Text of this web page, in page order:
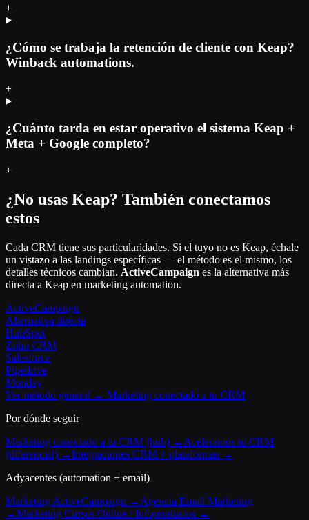
+
¿Cómo se trabaja la retención de cliente con Keap?
Winback automations.
+
¿Cuánto tarda en estar operativo el sistema Keap +
Meta + Google completo?
+
¿No usas Keap? También conectamos
estos
Cada CRM tiene sus particularidades. Si el tuyo no es Keap, échale
un vistazo a las landings específicas — el método es el mismo, los
detalles técnicos cambian. ActiveCampaign es la alternativa más
directa a Keap en marketing automation.
ActiveCampaign
Alternativa directa
HubSpot
Zoho CRM
Salesforce
Pipedrive
Monday
Ver método general → Marketing conectado a tu CRM
Por dónde seguir
Marketing conectado a tu CRM (hub) → Aceleramos tu CRM
(diferencial) →Integraciones CRM + plataformas →
Adyacentes (automation + email)
Marketing ActiveCampaign → Agencia Email Marketing
→Marketing Cursos Online / Infoproductos →